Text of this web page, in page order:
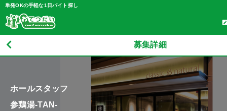
単発OKの手軽な1日バイト探し
募集詳細
ホールスタッフ
参鶏湯-TAN-